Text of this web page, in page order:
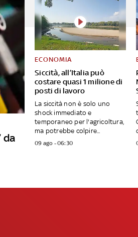
da
Siccità, all’Italia può
costare quasi 1 milione di
posti di lavoro
ECONOMIA
La siccità non è solo uno
shock immediato e
temporaneo per l'agricoltura,
ma potrebbe colpire...
09 ago - 06:30